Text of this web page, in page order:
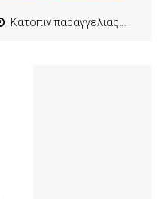
Κατοπιν παραγγελιας από 4 έως 10 εργασιμες